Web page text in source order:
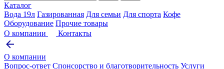
Каталог
Вода 19л Газированная Для семьи Для спорта Кофе
Оборудование Прочие товары
О компании
Контакты
О компании
Вопрос-ответ Спонсорство и благотворительность Услуги